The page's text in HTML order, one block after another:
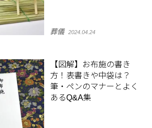
葬儀 2024.04.24
【図解】お布施の書き
方！表書きや中袋は？
筆・ペンのマナーとよく
あるQ&A集